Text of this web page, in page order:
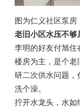
图为仁义社区泵房
老旧小区水压不够
李明的好友付旭
楼房为主，是个
研二次供水问题，
洗个澡。
拧开水龙头，水如